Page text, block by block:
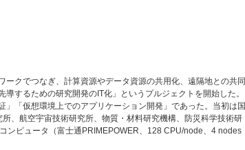
クでつなぎ、計算資源やデータ資源の共用化、遠隔地との共同
するための研究開発のIT化」というプルジェクトを開始した。
「仮想環境上でのアプリケーション開発」であった。当初は国
、航空宇宙技術研究所、物質・材料研究機構、防災科学技術研
ンピュータ（富士通PRIMEPOWER、128 CPU/node、4 nodes